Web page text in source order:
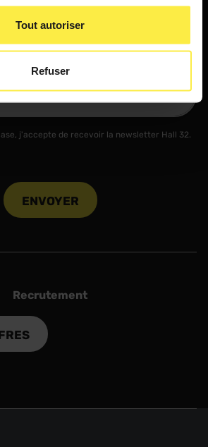
Tout autoriser
Refuser
vous à notre newsletter
j'accepte de recevoir la newsletter Hall 32.
Recrutement